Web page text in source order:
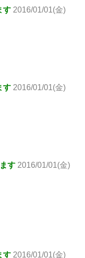
す 2016/01/01(金)
す 2016/01/01(金)
す 2016/01/01(金)
す 2016/01/01(金)